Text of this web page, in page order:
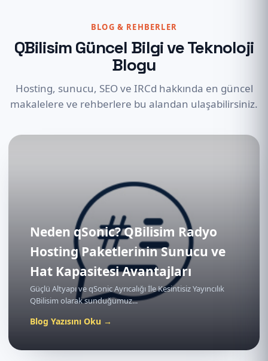
BLOG & REHBERLER
QBilisim Güncel Bilgi ve Teknoloji
Blogu
Hosting, sunucu, SEO ve IRCd hakkında en güncel
makalelere ve rehberlere bu alandan ulaşabilirsiniz.
Neden qSonic? QBilisim Radyo
Hosting Paketlerinin Sunucu ve
Hat Kapasitesi Avantajları
Güçlü Altyapı ve qSonic Ayrıcalığı İle Kesintisiz Yayıncılık
QBilisim olarak sunduğumuz...
Blog Yazısını Oku →